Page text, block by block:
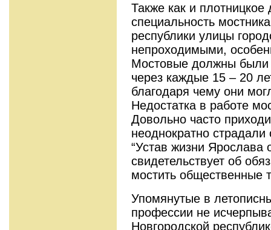
Также как и плотницкое
специальность
республики улицы
непроходимыми,
Мостовые должны были
через каждые 15 – 20
благодаря чему они
Недостатка в работе
Довольно часто
неоднократно
“Устав жизни Ярослава
свидетельствует об
мостить общественные
Упомянутые в
профессии не
Новгородской